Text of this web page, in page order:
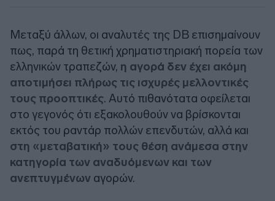
Μεταξύ άλλων, οι αναλυτές της DB επισημαίνουν
πως, παρά τη θετική χρηματιστηριακή πορεία των
ελληνικών τραπεζών, η αγορά δεν έχει ακόμη
αποτιμήσει πλήρως τις ισχυρές μελλοντικές
τους προοπτικές. Αυτό πιθανότατα οφείλεται
στο γεγονός ότι εξακολουθούν να βρίσκονται
εκτός του ραντάρ πολλών επενδυτών, αλλά και
στη «μεταβατική» τους θέση ανάμεσα στην
κατηγορία των αναδυόμενων και των
ανεπτυγμένων αγορών.